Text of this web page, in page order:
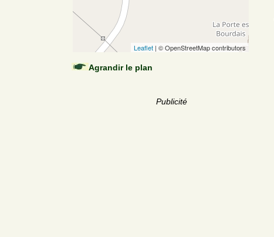
Leaflet | © OpenStreetMap contributors
Agrandir le plan
Publicité